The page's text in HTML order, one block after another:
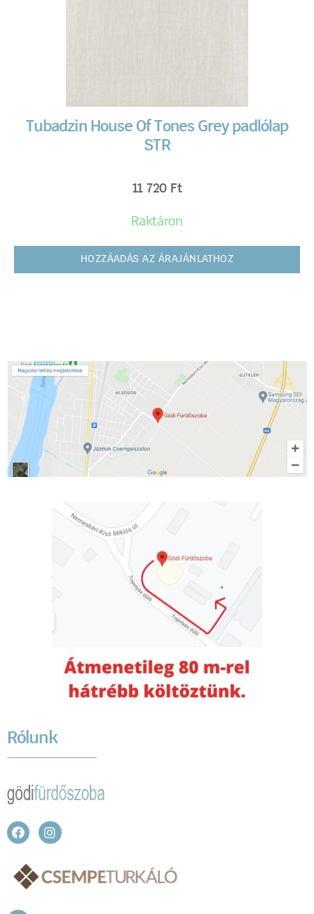
Tubadzin House Of Tones Grey padlólap
STR
11 720 Ft
Raktáron
HOZZÁADÁS AZ ÁRAJÁNLATHOZ
Rólunk